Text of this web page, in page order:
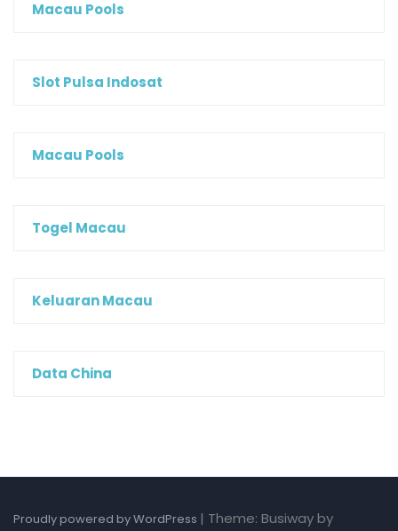
Macau Pools
Slot Pulsa Indosat
Macau Pools
Togel Macau
Keluaran Macau
Data China
Proudly powered by WordPress | Theme: Busiway by